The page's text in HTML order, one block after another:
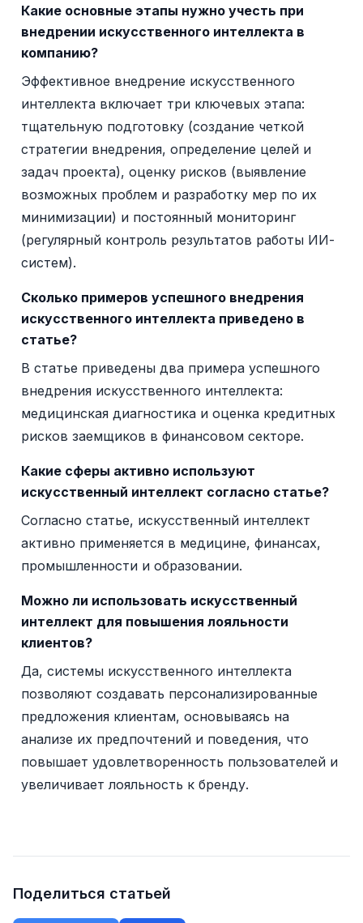
Какие основные этапы нужно учесть при
внедрении искусственного интеллекта в
компанию?
Эффективное внедрение искусственного
интеллекта включает три ключевых этапа:
тщательную подготовку (создание четкой
стратегии внедрения, определение целей и
задач проекта), оценку рисков (выявление
возможных проблем и разработку мер по их
минимизации) и постоянный мониторинг
(регулярный контроль результатов работы ИИ-
систем).
Сколько примеров успешного внедрения
искусственного интеллекта приведено в
статье?
В статье приведены два примера успешного
внедрения искусственного интеллекта:
медицинская диагностика и оценка кредитных
рисков заемщиков в финансовом секторе.
Какие сферы активно используют
искусственный интеллект согласно статье?
Согласно статье, искусственный интеллект
активно применяется в медицине, финансах,
промышленности и образовании.
Можно ли использовать искусственный
интеллект для повышения лояльности
клиентов?
Да, системы искусственного интеллекта
позволяют создавать персонализированные
предложения клиентам, основываясь на
анализе их предпочтений и поведения, что
повышает удовлетворенность пользователей и
увеличивает лояльность к бренду.
Поделиться статьей